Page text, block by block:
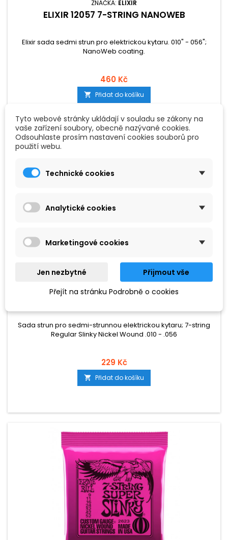
ZNAČKA: ELIXIR
ELIXIR 12057 7-STRING NANOWEB
Elixir sada sedmi strun pro elektrickou kytaru. 010" - 056";
NanoWeb coating.
460 Kč
 Přidat do košíku
ERNIE BALL EB2621
Sada strun pro sedmi-strunnou elektrickou kytaru; 7-string
Regular Slinky Nickel Wound .010 - .056
229 Kč
 Přidat do košíku
Tyto webové stránky ukládají v souladu se zákony na
vaše zařízení soubory, obecně nazývané cookies.
Odsouhlaste prosím nastavení cookies souborů pro
použití webu.
Technické cookies
Analytické cookies
Marketingové cookies
Jen nezbytné
Přijmout vše
Přejít na stránku Podrobně o cookies